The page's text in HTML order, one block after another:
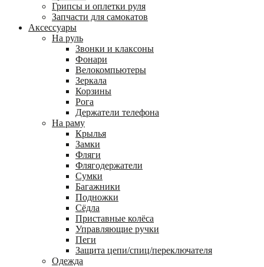
Грипсы и оплетки руля
Запчасти для самокатов
Аксессуары
На руль
Звонки и клаксоны
Фонари
Велокомпьютеры
Зеркала
Корзины
Рога
Держатели телефона
На раму
Крылья
Замки
Фляги
Флягодержатели
Сумки
Багажники
Подножки
Сёдла
Приставные колёса
Управляющие ручки
Пеги
Защита цепи/спиц/переключателя
Одежда